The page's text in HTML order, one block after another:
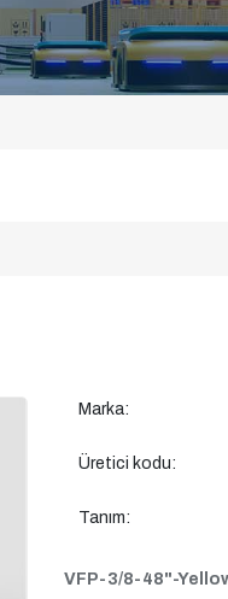
Marka:
Üretici kodu:
Tanım:
VFP-3/8-48"-